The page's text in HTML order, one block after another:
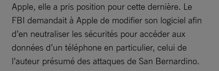
Apple, elle a pris position pour cette dernière. Le
FBI demandait à Apple de modifier son logiciel afin
d’en neutraliser les sécurités pour accéder aux
données d’un téléphone en particulier, celui de
l’auteur présumé des attaques de San Bernardino.